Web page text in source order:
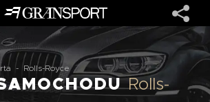
OFERTA
- Rolls-Royce
Rolls-